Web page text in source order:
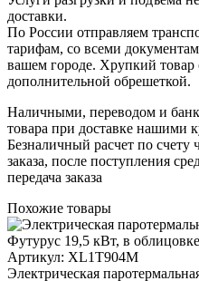
доставки.
По России отправляем
тарифам, со всеми
вашем городе. Хрупкий товар
дополнительной обрешеткой.
Наличными, переводом и
товара при доставке нашими
Безналичный расчет по счету
заказа, после поступления
передача заказа
Похожие товары
Артикул: XL1T904M
Электрическая